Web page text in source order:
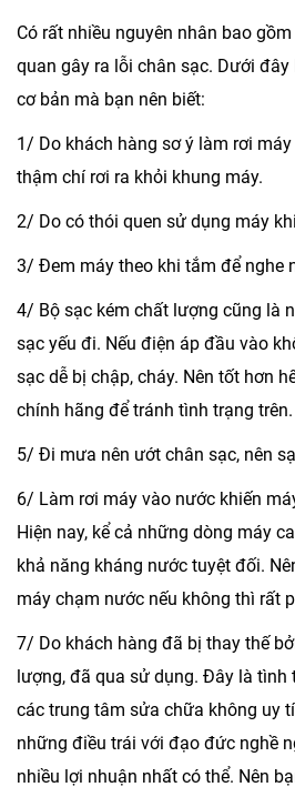
Có rất nhiều nguyên nhân bao
quan gây ra lỗi chân sạc. Dưới
cơ bản mà bạn nên biết:
1/ Do khách hàng sơ ý làm rơi
thậm chí rơi ra khỏi khung máy.
2/ Do có thói quen sử dụng máy
3/ Đem máy theo khi tắm để nghe
4/ Bộ sạc kém chất lượng cũng là
sạc yếu đi. Nếu điện áp đầu vào
sạc dễ bị chập, cháy. Nên tốt hơn
chính hãng để tránh tình trạng trên.
5/ Đi mưa nên ướt chân sạc, nên
6/ Làm rơi máy vào nước khiến
Hiện nay, kể cả những dòng máy
khả năng kháng nước tuyệt đối.
máy chạm nước nếu không thì rất
7/ Do khách hàng đã bị thay thế
lượng, đã qua sử dụng. Đây là tình
các trung tâm sửa chữa không uy
những điều trái với đạo đức nghề
nhiều lợi nhuận nhất có thể. Nên